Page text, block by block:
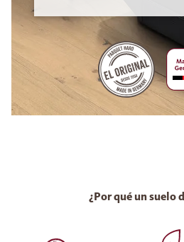
¿Por qué un suelo